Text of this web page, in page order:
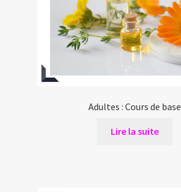
Adultes : Cours de base
Lire la suite